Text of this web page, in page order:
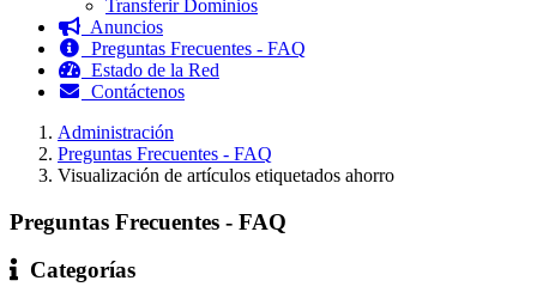
Transferir Dominios
Anuncios
Preguntas Frecuentes - FAQ
Estado de la Red
Contáctenos
Administración
Preguntas Frecuentes - FAQ
Visualización de artículos etiquetados ahorro
Preguntas Frecuentes - FAQ
Categorías